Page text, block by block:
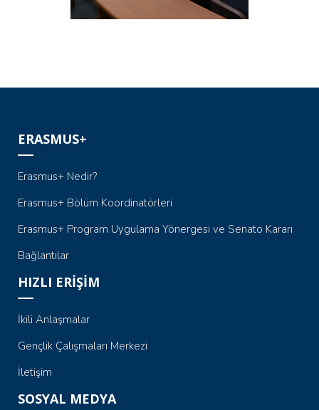
ERASMUS+
Erasmus+ Nedir?
Erasmus+ Bölüm Koordinatörleri
Erasmus+ Program Uygulama Yönergesi ve Senato Kararı
Bağlantılar
HIZLI ERİŞİM
İkili Anlaşmalar
Gençlik Çalışmaları Merkezi
İletişim
SOSYAL MEDYA